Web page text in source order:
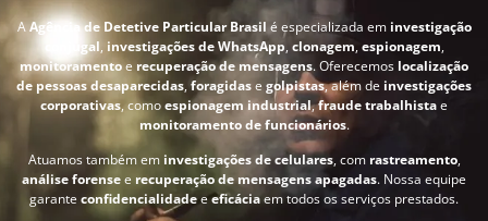
AAgência de Detetive Particular Brasil é especializada em investigação
conjugal, investigações de WhatsApp, clonagem,espionagem,
monitoramentoe recuperação de mensagens. Oferecemos localização
de pessoas desaparecidas, foragidase golpistas, além de investigações
corporativas, comoespionagem industrial,fraude trabalhistae
monitoramento de funcionários.
Atuamos também em investigações de celulares, com rastreamento,
análise forensee recuperação de mensagens apagadas. Nossa equipe
garante confidencialidadeeeficáciaem todos os serviços prestados.